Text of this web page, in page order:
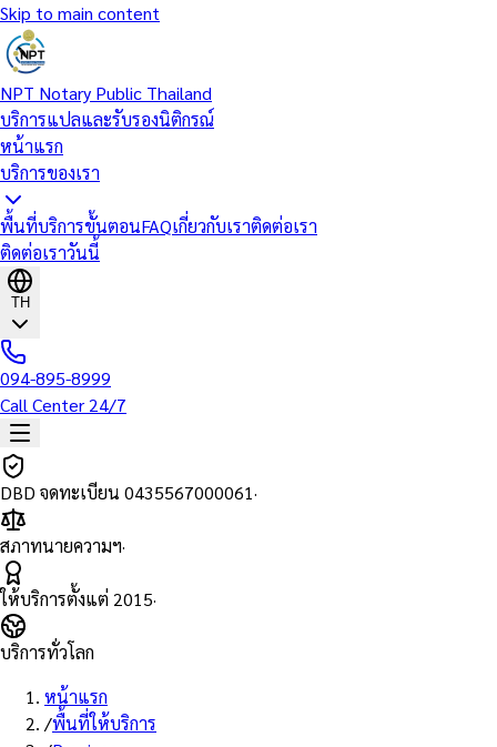
Skip to main content
NPT Notary Public Thailand
บริการแปลและรับรองนิติกรณ์
หน้าแรก
บริการของเรา
พื้นที่บริการขั้นตอนFAQเกี่ยวกับเราติดต่อเรา
ติดต่อเราวันนี้
TH
094-895-8999
Call Center 24/7
DBD จดทะเบียน 0435567000061·
สภาทนายความฯ·
ให้บริการตั้งแต่ 2015·
บริการทั่วโลก
หน้าแรก
/พื้นที่ให้บริการ